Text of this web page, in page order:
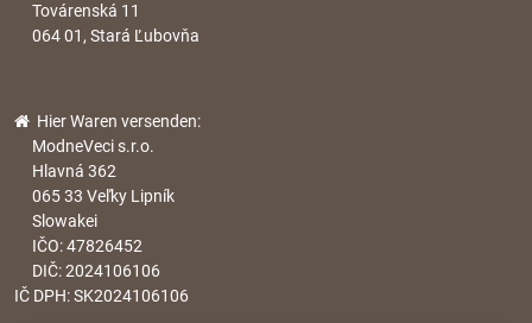
Továrenská 11
064 01, Stará Ľubovňa
Hier Waren versenden:
ModneVeci s.r.o.
Hlavná 362
065 33 Veľky Lipník
Slowakei
IČO: 47826452
DIČ: 2024106106
IČ DPH: SK2024106106